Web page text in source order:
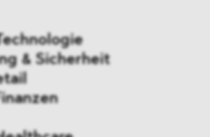
& Sicherheit